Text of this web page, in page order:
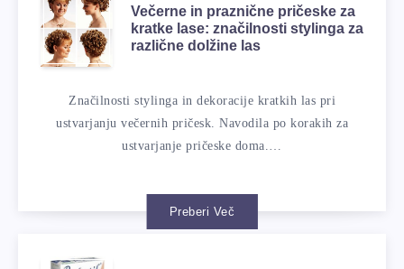
Večerne in praznične pričeske za
kratke lase: značilnosti stylinga za
različne dolžine las
Značilnosti stylinga in dekoracije kratkih las pri
ustvarjanju večernih pričesk. Navodila po korakih za
ustvarjanje pričeske doma.…
Preberi Več